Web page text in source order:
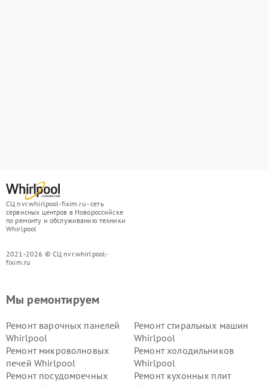
СЦ nvr.whirlpool-fixim.ru - сеть
сервисных центров в Новороссийске
по ремонту и обслуживанию техники
Whirlpool
2021-2026 © СЦ nvr.whirlpool-
fixim.ru
Мы ремонтируем
Ремонт варочных панелей
Whirlpool
Ремонт стиральных машин
Whirlpool
Ремонт микроволновых
печей Whirlpool
Ремонт холодильников
Whirlpool
Ремонт посудомоечных
Ремонт кухонных плит